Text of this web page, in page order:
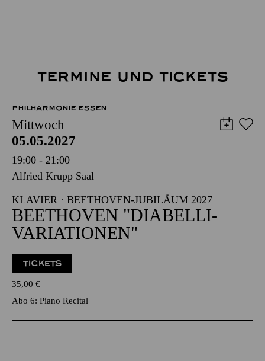
TERMINE UND TICKETS
PHILHARMONIE ESSEN
Mittwoch
05.05.2027
19:00 - 21:00
Alfried Krupp Saal
KLAVIER · BEETHOVEN-JUBILÄUM 2027
BEETHOVEN "DIABELLI-
VARIATIONEN"
TICKETS
35,00 €
Abo 6: Piano Recital